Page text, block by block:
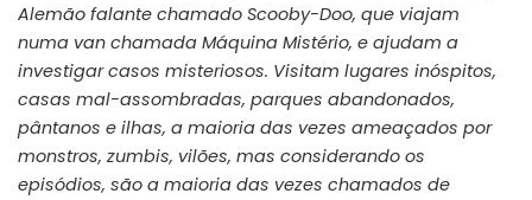
Alemão falante chamado Scooby-Doo, que viajam
numa van chamada Máquina Mistério, e ajudam a
investigar casos misteriosos. Visitam lugares inóspitos,
casas mal-assombradas, parques abandonados,
pântanos e ilhas, a maioria das vezes ameaçados por
monstros, zumbis, vilões, mas considerando os
episódios, são a maioria das vezes chamados de